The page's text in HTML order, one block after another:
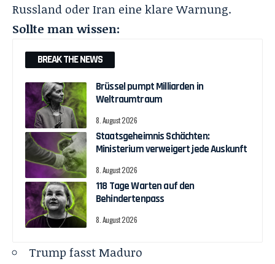
Russland oder Iran eine klare Warnung.
Sollte man wissen:
BREAK THE NEWS
Brüssel pumpt Milliarden in
Weltraumtraum
8. August 2026
Staatsgeheimnis Schächten:
Ministerium verweigert jede Auskunft
8. August 2026
118 Tage Warten auf den
Behindertenpass
8. August 2026
Trump fasst Maduro